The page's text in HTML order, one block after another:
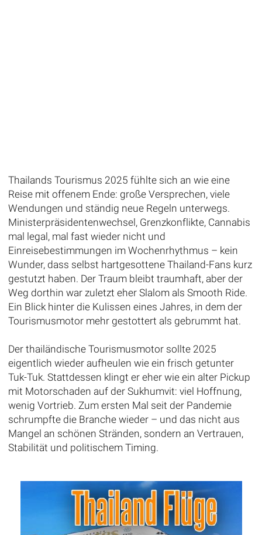
Thailands Tourismus 2025 fühlte sich an wie eine
Reise mit offenem Ende: große Versprechen, viele
Wendungen und ständig neue Regeln unterwegs.
Ministerpräsidentenwechsel, Grenzkonflikte, Cannabis
mal legal, mal fast wieder nicht und
Einreisebestimmungen im Wochenrhythmus – kein
Wunder, dass selbst hartgesottene Thailand-Fans kurz
gestutzt haben. Der Traum bleibt traumhaft, aber der
Weg dorthin war zuletzt eher Slalom als Smooth Ride.
Ein Blick hinter die Kulissen eines Jahres, in dem der
Tourismusmotor mehr gestottert als gebrummt hat.
Der thailändische Tourismusmotor sollte 2025
eigentlich wieder aufheulen wie ein frisch getunter
Tuk-Tuk. Stattdessen klingt er eher wie ein alter Pickup
mit Motorschaden auf der Sukhumvit: viel Hoffnung,
wenig Vortrieb. Zum ersten Mal seit der Pandemie
schrumpfte die Branche wieder – und das nicht aus
Mangel an schönen Stränden, sondern an Vertrauen,
Stabilität und politischem Timing.